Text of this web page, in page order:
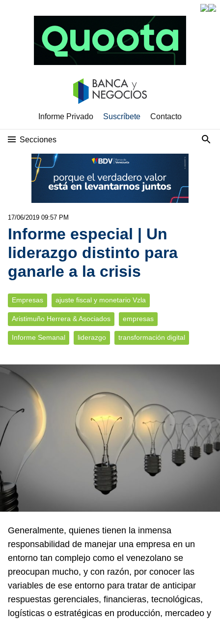
Informe Privado Suscríbete Contacto
Secciones
17/06/2019 09:57 PM
Informe especial | Un
liderazgo distinto para
ganarle a la crisis
Empresas ajuste fiscal y monetario Vzla
Aristimuño Herrera & Asociados empresas
Informe Semanal liderazgo transformación digital
Generalmente, quienes tienen la inmensa
responsabilidad de manejar una empresa en un
entorno tan complejo como el venezolano se
preocupan mucho, y con razón, por conocer las
variables de ese entorno para tratar de anticipar
respuestas gerenciales, financieras, tecnológicas,
logísticas o estratégicas en producción, mercadeo y